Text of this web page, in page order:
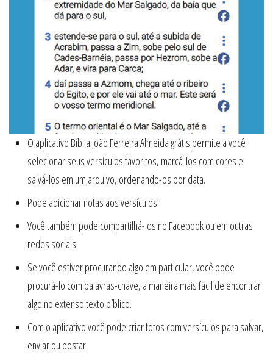
O aplicativo Bíblia João Ferreira Almeida grátis permite a você
selecionar seus versículos favoritos, marcá-los com cores e
salvá-los em um arquivo, ordenando-os por data.
Pode adicionar notas aos versículos
Você também pode compartilhá-los no Facebook ou em outras
redes sociais.
Se você estiver procurando algo em particular, você pode
procurá-lo com palavras-chave, a maneira mais fácil de encontrar
algo no extenso texto bíblico.
Com o aplicativo você pode criar fotos com versículos para salvar,
enviar ou postar.